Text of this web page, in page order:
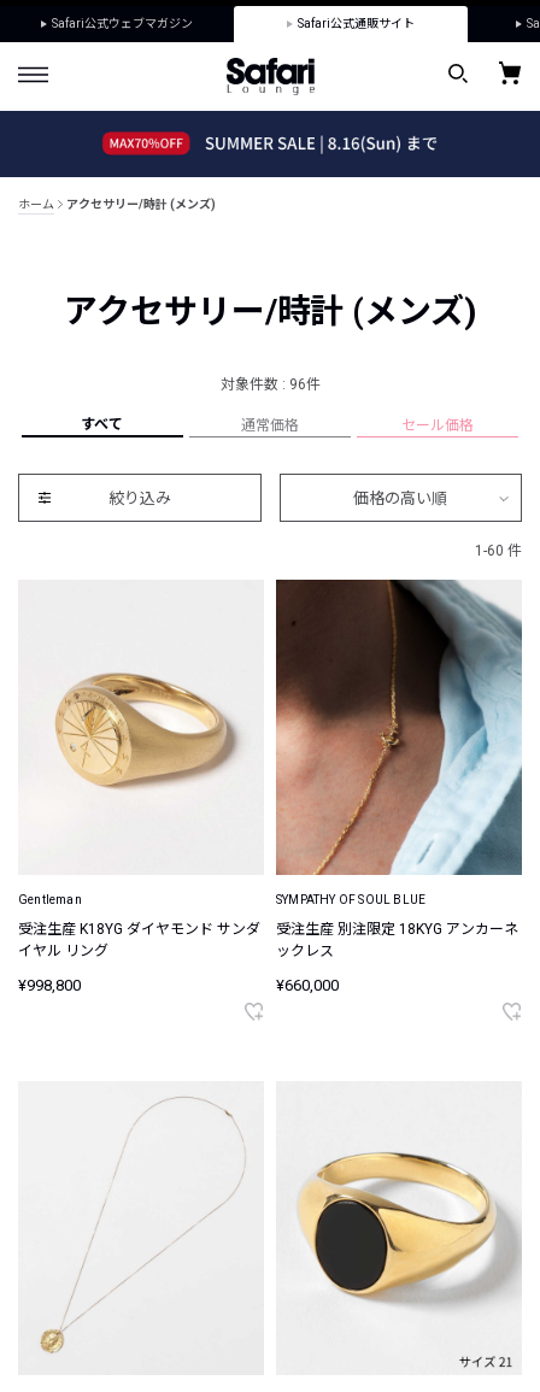
Safari公式ウェブマガジン Safari公式通販サイト
ホーム アクセサリー/時計 (メンズ)
アクセサリー/時計 (メンズ)
対象件数 : 96件
すべて 通常価格 セール価格
絞り込み 価格の高い順
1-60 件
Gentleman
受注生産 K18YG ダイヤモンド サンダ
イヤル リング
¥998,800
SYMPATHY OF SOUL BLUE
受注生産 別注限定 18KYG アンカーネ
ックレス
¥660,000